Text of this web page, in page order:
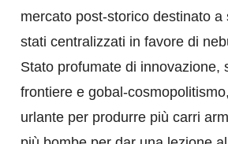
mercato post-storico destinato a
stati centralizzati in favore di
Stato profumate di innovazione,
frontiere e gobal-
urlante per produrre più carri